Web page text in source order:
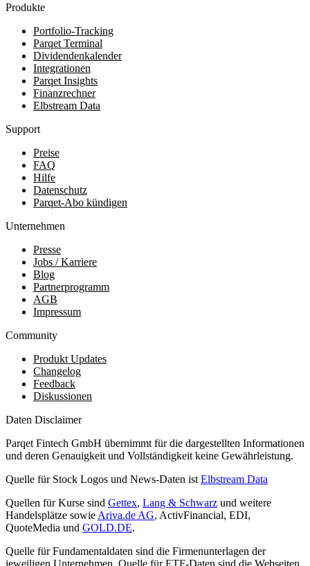
Produkte
Portfolio-Tracking
Parqet Terminal
Dividendenkalender
Integrationen
Parqet Insights
Finanzrechner
Elbstream Data
Support
Preise
FAQ
Hilfe
Datenschutz
Parqet-Abo kündigen
Unternehmen
Presse
Jobs / Karriere
Blog
Partnerprogramm
AGB
Impressum
Community
Produkt Updates
Changelog
Feedback
Diskussionen
Daten Disclaimer
Parqet Fintech GmbH übernimmt für die dargestellten Informationen
und deren Genauigkeit und Vollständigkeit keine Gewährleistung.
Quelle für Stock Logos und News-Daten ist Elbstream Data
Quellen für Kurse sind Gettex, Lang & Schwarz und weitere
Handelsplätze sowie Ariva.de AG, ActivFinancial, EDI,
QuoteMedia und GOLD.DE.
Quelle für Fundamentaldaten sind die Firmenunterlagen der
jeweiligen Unternehmen. Quelle für ETF-Daten sind die Webseiten